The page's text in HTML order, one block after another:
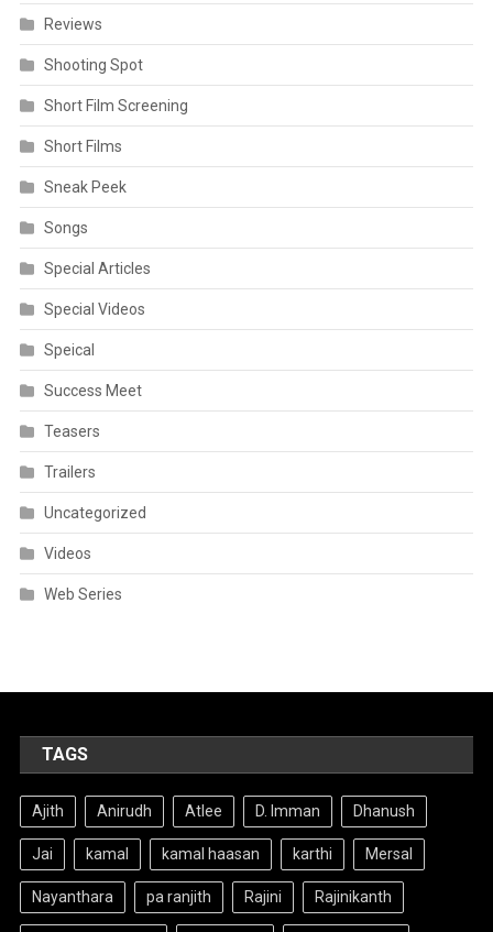
Reviews
Shooting Spot
Short Film Screening
Short Films
Sneak Peek
Songs
Special Articles
Special Videos
Speical
Success Meet
Teasers
Trailers
Uncategorized
Videos
Web Series
TAGS
Ajith Anirudh Atlee D. Imman Dhanush
Jai kamal kamal haasan karthi Mersal
Nayanthara pa ranjith Rajini Rajinikanth